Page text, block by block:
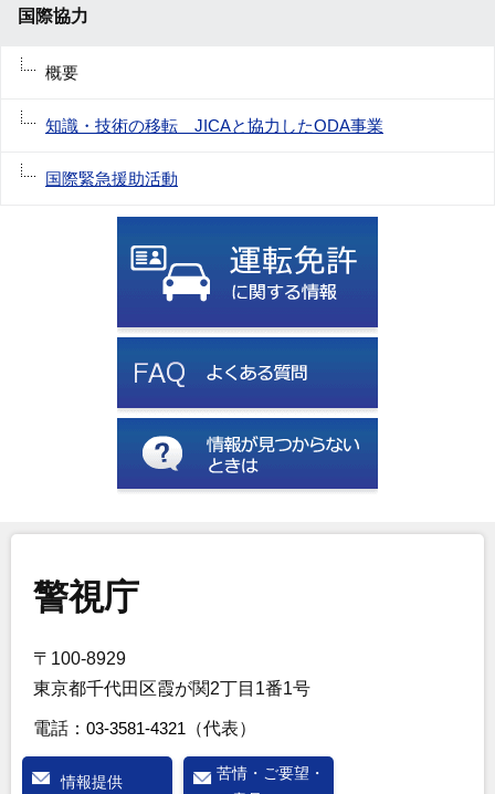
国際協力
概要
知識・技術の移転 JICAと協力したODA事業
国際緊急援助活動
警視庁
〒100-8929
東京都千代田区霞が関2丁目1番1号
電話： 03-3581-4321 （代表）
情報提供
苦情・ご要望・